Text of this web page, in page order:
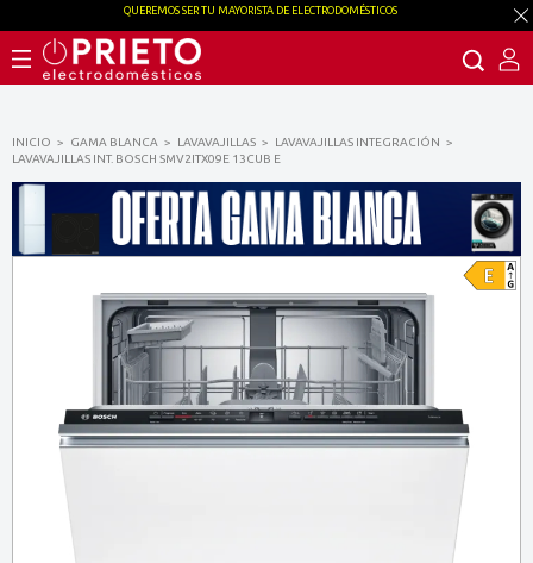
INICIO GAMA BLANCA LAVAVAJILLAS
LAVAVAJILLAS INTEGRACIÓN
LAVAVAJILLAS INT. BOSCH SMV2ITX09E 13CUB E
QUEREMOS SER TU MAYORISTA DE ELECTRODOMÉSTICOS